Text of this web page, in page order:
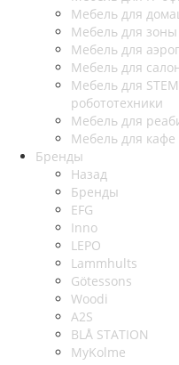
Мебель для
Мебель для
Мебель для
Мебель для
Мебель для
робототехники
Мебель для
Мебель для
Бренды
Назад
Бренды
EFG
Inno
LEPO
Lammhults
Götessons
Woodi
A2S
BLÅ STATION
MyKolme